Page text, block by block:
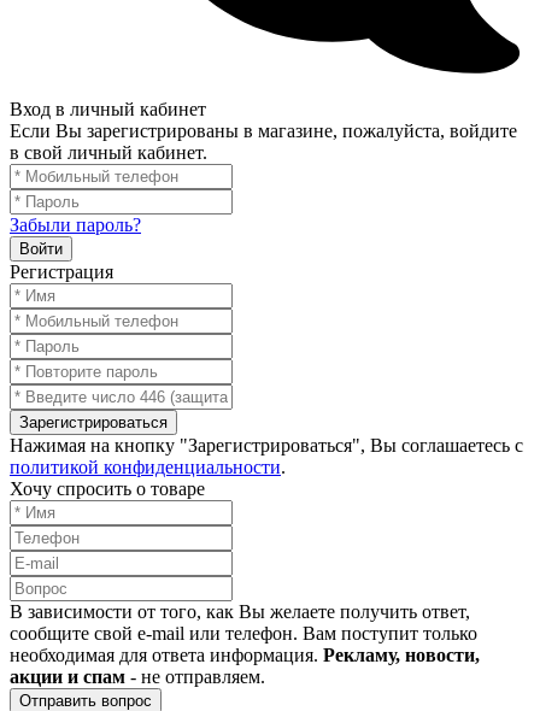
Вход в личный кабинет
Если Вы зарегистрированы в магазине, пожалуйста, войдите
в свой личный кабинет.
Забыли пароль?
Войти
Регистрация
Зарегистрироваться
Нажимая на кнопку "Зарегистрироваться", Вы соглашаетесь с
политикой конфиденциальности.
Хочу спросить о товаре
В зависимости от того, как Вы желаете получить ответ,
сообщите свой e-mail или телефон. Вам поступит только
необходимая для ответа информация. Рекламу, новости,
акции и спам - не отправляем.
Отправить вопрос